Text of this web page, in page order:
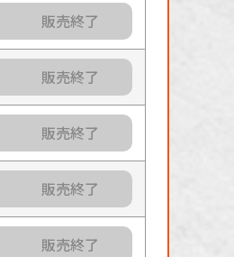
カートに入れる
カートに入れる
カートに入れる
カートに入れる
カートに入れる